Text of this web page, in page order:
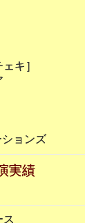
キ］
ョンズ
実績